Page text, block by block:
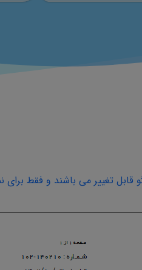
تغییر می باشند و فقط برای